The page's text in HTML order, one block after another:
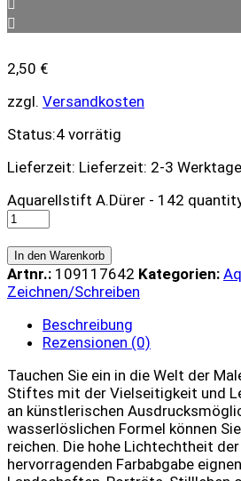
2,50 €
zzgl. Versandkosten
Status:4 vorrätig
Lieferzeit: Lieferzeit: 2-3 Werktage
Aquarellstift A.Dürer - 142
In den Warenkorb
Artnr.: 109117642 Kategorien:
Zeichnen/Schreiben
Beschreibung
Rezensionen (0)
Tauchen Sie ein in die Welt der
Stiftes mit der Vielseitigkeit und
an künstlerischen
wasserlöslichen Formel können
reichen. Die hohe Lichtechtheit
hervorragenden Farbabgabe